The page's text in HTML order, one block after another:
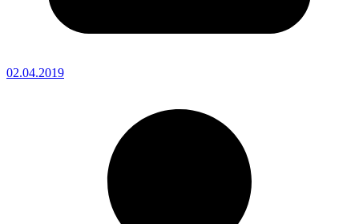
02.04.2019